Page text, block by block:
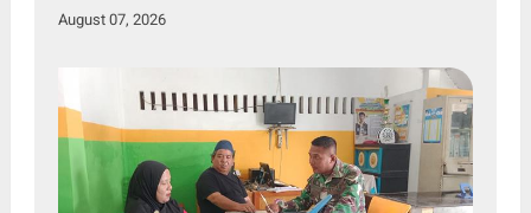
August 07, 2026